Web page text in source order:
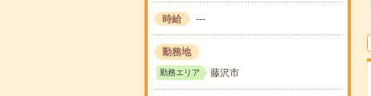
時給 ---
勤務地
勤務エリア 藤沢市